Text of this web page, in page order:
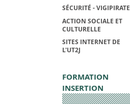
SÉCURITÉ - VIGIPIRATE
ACTION SOCIALE ET
CULTURELLE
SITES INTERNET DE
L'UT2J
FORMATION
INSERTION